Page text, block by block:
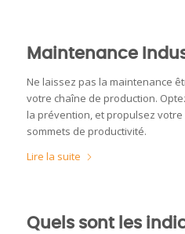
Maintenance
Ne laissez pas la maintenance
votre chaîne de production.
la prévention, et propulsez
sommets de productivité.
Lire la suite
Quels sont les